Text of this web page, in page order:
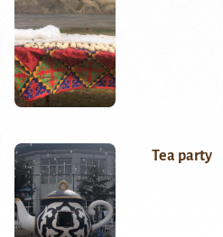
Tea party